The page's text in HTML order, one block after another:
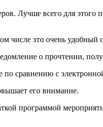
Лучше всего для этого
числе это очень удобный
о прочтении,
по сравнению с
его внимание.
программой